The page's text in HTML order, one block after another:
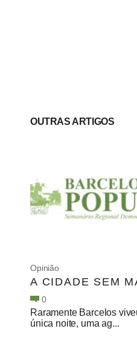
OUTRAS ARTIGOS
Opinião
A CIDADE SEM
0
Raramente Barcelos
única noite, uma ag...